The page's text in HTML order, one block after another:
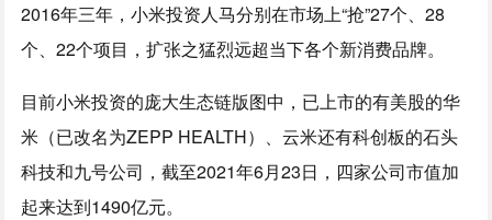
2016年三年，小米投资人马分别在市场上“抢”27个、28
个、22个项目，扩张之猛烈远超当下各个新消费品牌。
目前小米投资的庞大生态链版图中，已上市的有美股的华
米（已改名为ZEPP HEALTH）、云米还有科创板的石头
科技和九号公司，截至2021年6月23日，四家公司市值加
起来达到1490亿元。